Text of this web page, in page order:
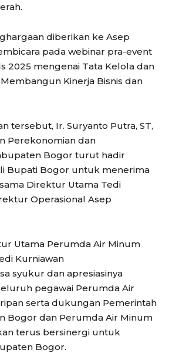
diberikan ke Asep
pada webinar pra-event
2025 mengenai Tata Kelola dan
Kinerja Bisnis dan
tersebut, Ir. Suryanto Putra, ST,
Perekonomian dan
Bogor turut hadir
Bupati Bogor untuk menerima
Direktur Utama Tedi
Operasional Asep
Utama Perumda Air Minum
Kurniawan
syukur dan apresiasinya
pegawai Perumda Air
serta dukungan Pemerintah
Bogor dan Perumda Air Minum
terus bersinergi untuk
Bogor.